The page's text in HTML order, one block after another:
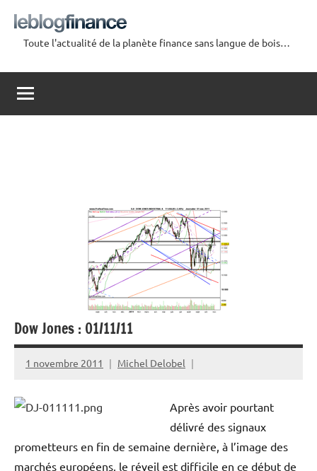
contenu
Blog
Finance
Toute l'actualité de la planète finance sans langue de bois…
Dow Jones : 01/11/11
1 novembre 2011 Michel Delobel
Après avoir pourtant
délivré des signaux
prometteurs en fin de semaine dernière, à l’image des
marchés européens, le réveil est difficile en ce début de